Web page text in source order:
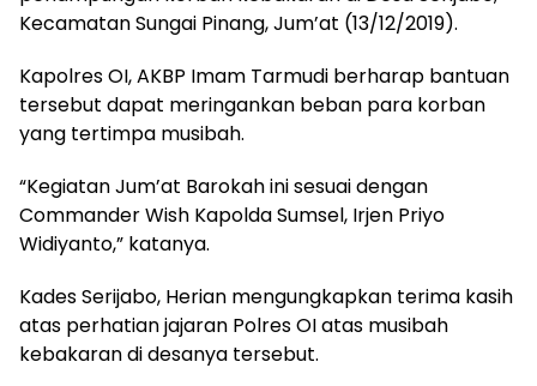
Kecamatan Sungai Pinang, Jum’at (13/12/2019).
Kapolres OI, AKBP Imam Tarmudi berharap bantuan
tersebut dapat meringankan beban para korban
yang tertimpa musibah.
“Kegiatan Jum’at Barokah ini sesuai dengan
Commander Wish Kapolda Sumsel, Irjen Priyo
Widiyanto,” katanya.
Kades Serijabo, Herian mengungkapkan terima kasih
atas perhatian jajaran Polres OI atas musibah
kebakaran di desanya tersebut.